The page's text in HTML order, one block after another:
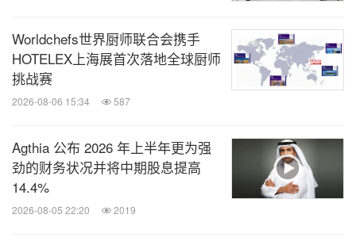
四、食饮优选对接会：精准匹配供需，快速敲定合作
2025FHC特别打造"食饮优选对接会"，通过百万级数
据库匹配和精准意向调研，实现供需双方的高效对
接，目前洽谈席位尚有少量剩余，即刻完成登记优先
Worldchefs世界厨师联合会携手
HOTELEX上海展首次落地全球厨师
挑战赛
2026-08-06 15:34 587
Agthia 公布 2026 年上半年更为强
劲的财务状况并将中期股息提高
14.4%
2026-08-05 22:20 2019